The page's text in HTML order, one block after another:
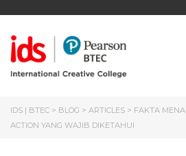
IDS | BTEC > BLOG > ARTICLES > FAKTA
ACTION YANG WAJIB DIKETAHUI